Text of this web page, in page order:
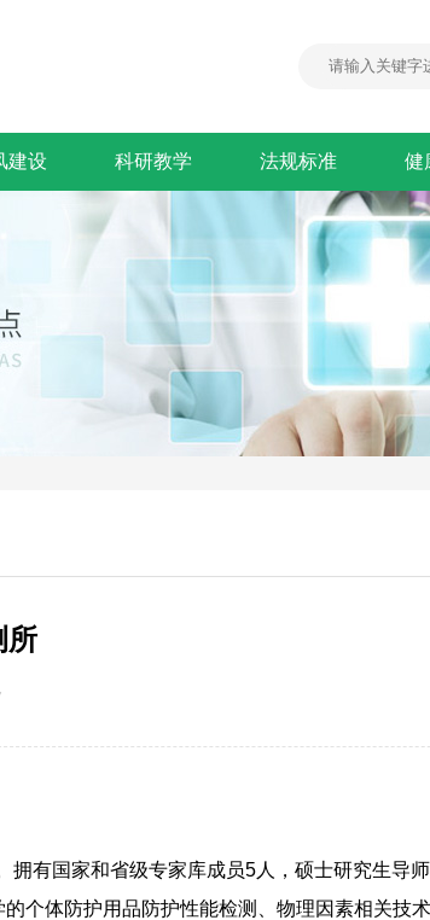
建设 科研教学 法规标准 健
所
有国家和省级专家库成员5人，硕士研究生导
个体防护用品防护性能检测、物理因素相关技术